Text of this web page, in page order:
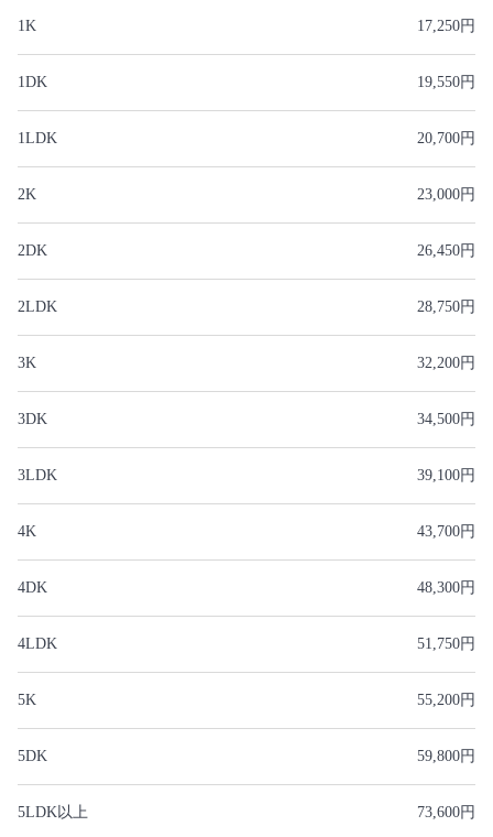
1K 17,250円
1DK 19,550円
1LDK 20,700円
2K 23,000円
2DK 26,450円
2LDK 28,750円
3K 32,200円
3DK 34,500円
3LDK 39,100円
4K 43,700円
4DK 48,300円
4LDK 51,750円
5K 55,200円
5DK 59,800円
5LDK以上 73,600円